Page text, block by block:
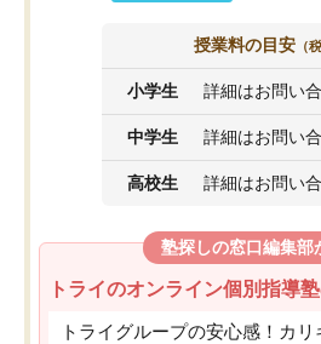
授業料の目安 （
小学生 詳細はお問い
中学生 詳細はお問い
高校生 詳細はお問い
塾探しの窓口編集部
トライのオンライン個別指導
トライグループの安心感！カ